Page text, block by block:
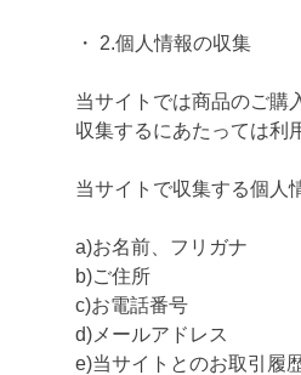
・ 2.個人情報の収集
当サイトでは商品のご購
収集するにあたっては利
当サイトで収集する個人
a)お名前、フリガナ
b)ご住所
c)お電話番号
d)メールアドレス
e)当サイトとのお取引履